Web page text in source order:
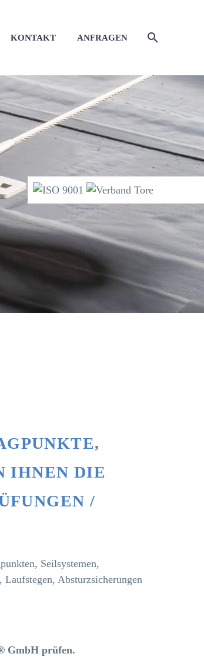
KONTAKT ANFRAGEN
IHNEN DIE
/
Seilsystemen,
Absturzsicherungen
GmbH prüfen.